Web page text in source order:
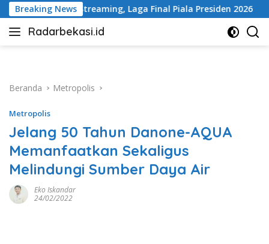
Langsung
ke
konten
Breaking News
Laga Final Piala Presiden 2026 Jangan Tunggu
Radarbekasi.id
Berita
Beranda
Metropolis
Metropolis
Jelang 50 Tahun Danone-AQUA
Memanfaatkan Sekaligus
Melindungi Sumber Daya Air ⁣ ⁣
Eko Iskandar
24/02/2022